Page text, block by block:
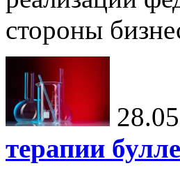
стороны
терапии